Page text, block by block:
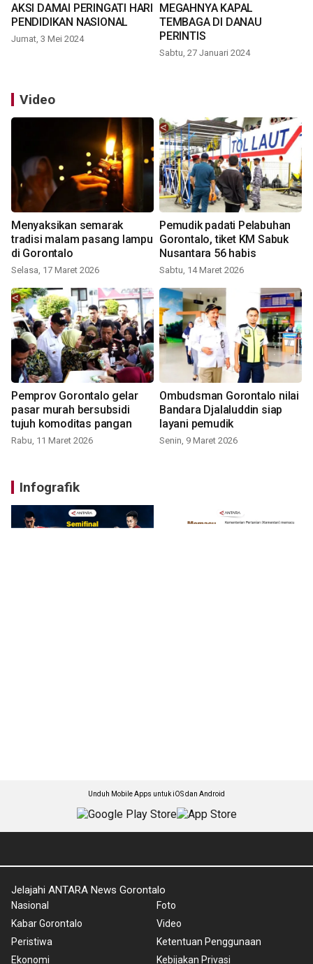
AKSI DAMAI PERINGATI HARI
PENDIDIKAN NASIONAL
Jumat, 3 Mei 2024
MEGAHNYA KAPAL
TEMBAGA DI DANAU
PERINTIS
Sabtu, 27 Januari 2024
Video
Menyaksikan semarak
tradisi malam pasang lampu
di Gorontalo
Selasa, 17 Maret 2026
Pemudik padati Pelabuhan
Gorontalo, tiket KM Sabuk
Nusantara 56 habis
Sabtu, 14 Maret 2026
Pemprov Gorontalo gelar
pasar murah bersubsidi
tujuh komoditas pangan
Rabu, 11 Maret 2026
Ombudsman Gorontalo nilai
Bandara Djalaluddin siap
layani pemudik
Senin, 9 Maret 2026
Infografik
Unduh Mobile Apps untuk iOS dan Android
Jelajahi ANTARA News Gorontalo
Nasional
Kabar Gorontalo
Peristiwa
Ekonomi
Foto
Video
Ketentuan Penggunaan
Kebijakan Privasi